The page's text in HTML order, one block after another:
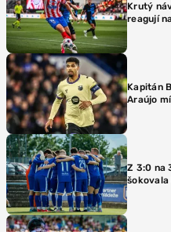
Krutý
reagují
Kapitán
Araújo
Z 3:0 na